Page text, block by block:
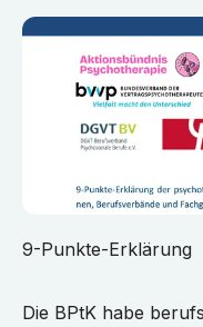
9-Punkte-Erklärung
Die BPtK habe